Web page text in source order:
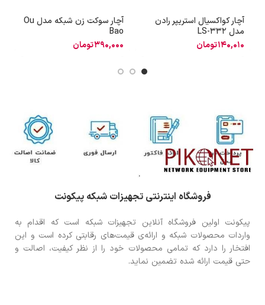
آچار کواکسیال استریپر رادن
مدل LS-332
140,010تومان
آچار سوکت زن شبکه مدل Ou
Bao
390,000تومان
فروشگاه اینترنتی تجهیزات شبکه پیکونت
پیکونت اولین فروشگاه آنلاین تجهیزات شبکه است که اقدام به
واردات محصولات شبکه و ارائه‌ی قیمت‌های رقابتی کرده است و این
افتخار را دارد که تمامی محصولات خود را از نظر کیفیت، اصالت و
حتی قیمت ارائه شده تضمین نماید.